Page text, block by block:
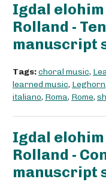
Igdal
Rolland -
manuscript
Tags:choral music,
learned music, Leghorn,
italiano, Roma, Rome,
Igdal
Rolland -
manuscript